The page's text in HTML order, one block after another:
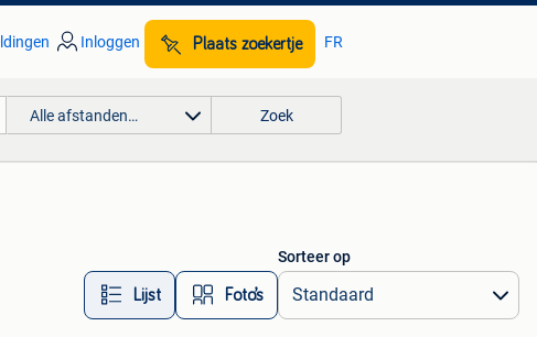
Inloggen Plaats zoekertje FR
Alle afstanden… Zoek
Lijst Foto’s
Sorteer op